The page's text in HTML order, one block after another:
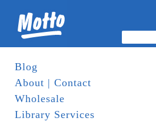
Blog
About | Contact
Wholesale
Library Services